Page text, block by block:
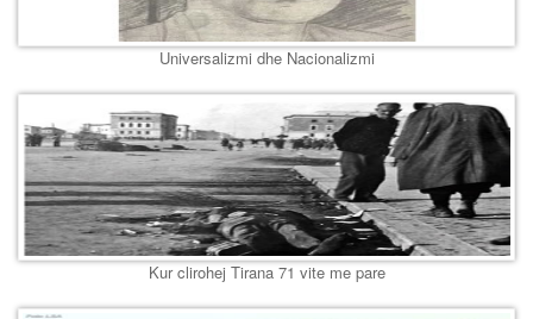
Universalizmi dhe Nacionalizmi
Kur clirohej Tirana 71 vite me pare